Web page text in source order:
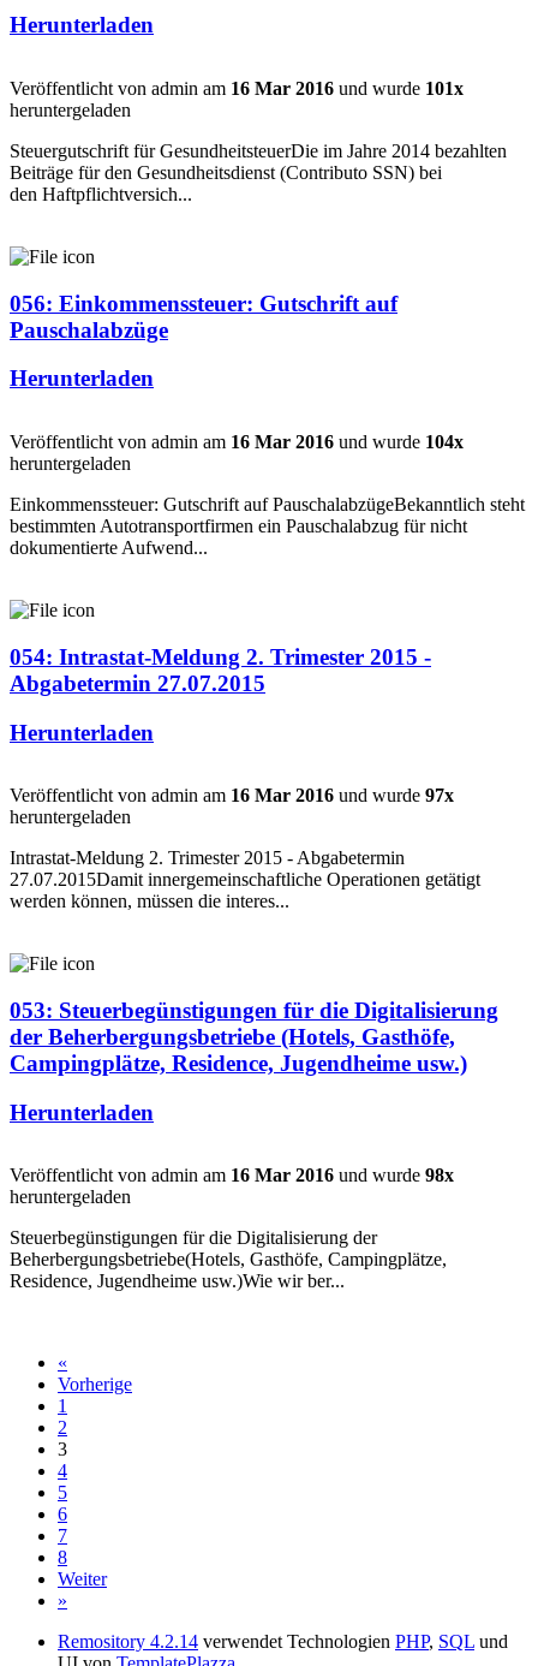
Herunterladen
Veröffentlicht von admin am 16 Mar 2016 und wurde 101x
heruntergeladen
Steuergutschrift für GesundheitsteuerDie im Jahre 2014 bezahlten
Beiträge für den Gesundheitsdienst (Contributo SSN) bei
den Haftpflichtversich...
056: Einkommenssteuer: Gutschrift auf
Pauschalabzüge
Herunterladen
Veröffentlicht von admin am 16 Mar 2016 und wurde 104x
heruntergeladen
Einkommenssteuer: Gutschrift auf PauschalabzügeBekanntlich steht
bestimmten Autotransportfirmen ein Pauschalabzug für nicht
dokumentierte Aufwend...
054: Intrastat-Meldung 2. Trimester 2015 -
Abgabetermin 27.07.2015
Herunterladen
Veröffentlicht von admin am 16 Mar 2016 und wurde 97x
heruntergeladen
Intrastat-Meldung 2. Trimester 2015 - Abgabetermin
27.07.2015Damit innergemeinschaftliche Operationen getätigt
werden können, müssen die interes...
053: Steuerbegünstigungen für die Digitalisierung
der Beherbergungsbetriebe (Hotels, Gasthöfe,
Campingplätze, Residence, Jugendheime usw.)
Herunterladen
Veröffentlicht von admin am 16 Mar 2016 und wurde 98x
heruntergeladen
Steuerbegünstigungen für die Digitalisierung der
Beherbergungsbetriebe(Hotels, Gasthöfe, Campingplätze,
Residence, Jugendheime usw.)Wie wir ber...
«
Vorherige
1
2
3
4
5
6
7
8
Weiter
»
Remository 4.2.14 verwendet Technologien PHP, SQL und